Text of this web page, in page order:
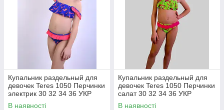
Купальник раздельный для
девочек Teres 1050 Перчинки
электрик 30 32 34 36 УКР
размеры
В наявності
Купальник раздельный для
девочек Teres 1050 Перчинки
салат 30 32 34 36 УКР
размеры
В наявності